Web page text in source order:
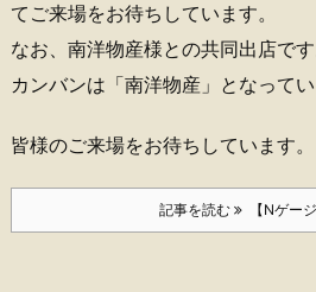
てご来場をお待ちしています。
なお、南洋物産様との共同出店です
カンバンは「南洋物産」となってい
皆様のご来場をお待ちしています。
記事を読む 【Nゲー